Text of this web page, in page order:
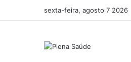
sexta-feira, agosto 7 2026